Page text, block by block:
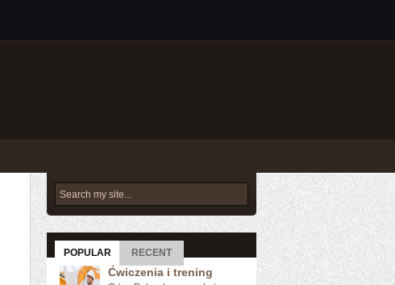
POPULAR RECENT
Ćwiczenia i trening